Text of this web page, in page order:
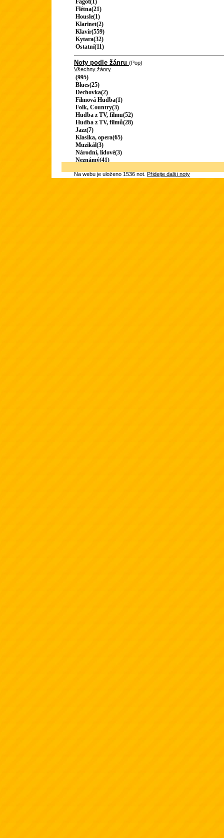
Fagot(1)
Flétna(21)
Housle(1)
Klarinet(2)
Klavír(559)
Kytara(32)
Ostatní(11)
Noty podle žánru (Pop)
Všechny žánry
(995)
Blues(25)
Dechovka(2)
Filmová Hudba(1)
Folk, Country(3)
Hudba z TV, filmu(52)
Hudba z TV, filmů(28)
Jazz(7)
Klasika, opera(65)
Muzikál(3)
Národní, lidové(3)
Neznámý(41)
Na webu je uloženo 1536 not.Přidejte další noty